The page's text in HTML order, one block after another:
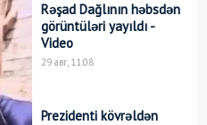
Rəşad Dağlının həbsdən
görüntüləri yayıldı -
Video
29 авг, 11:08
Prezidenti kövrəldən